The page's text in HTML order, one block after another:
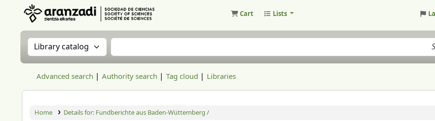
Cart Lists
Search the catalog by:Search the catalog
Advanced search Authority search Tag cloud Libraries
Home Details for: Fundberichte aus Baden-Wüttemberg /